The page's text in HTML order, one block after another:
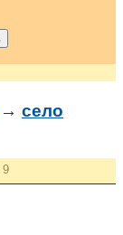
→ село
9